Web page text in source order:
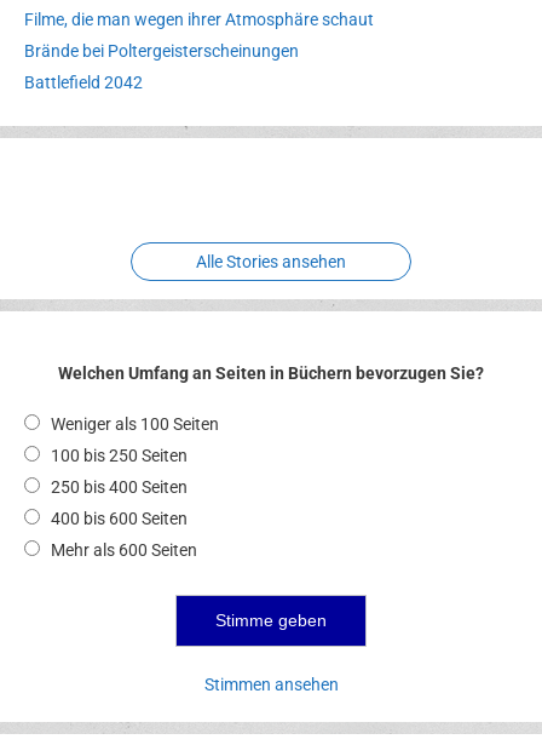
Filme, die man wegen ihrer Atmosphäre schaut
Brände bei Poltergeisterscheinungen
Battlefield 2042
Erlebnispark
Verbotene
Alle Stories ansehen
Welchen Umfang an Seiten in Büchern bevorzugen Sie?
Weniger als 100 Seiten
100 bis 250 Seiten
250 bis 400 Seiten
400 bis 600 Seiten
Mehr als 600 Seiten
Stimmen ansehen